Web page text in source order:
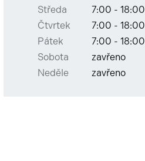
Středa
7:00 - 18:00
Čtvrtek
7:00 - 18:00
Pátek
7:00 - 18:00
Sobota
zavřeno
Neděle
zavřeno